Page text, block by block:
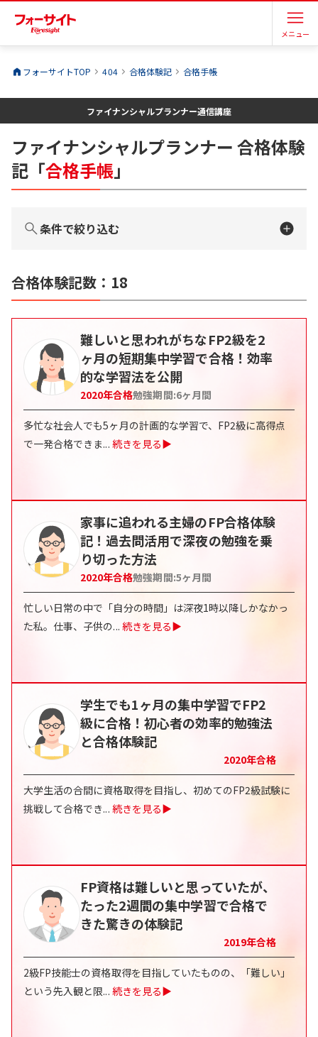
メニュー
フォーサイトTOP 404 合格体験記 合格手帳
ファイナンシャルプランナー通信講座
ファイナンシャルプランナー 合格体験
記 「合格手帳」
条件で絞り込む
合格体験記数： 18
難しいと思われがちなFP2級を2
ヶ月の短期集中学習で合格！効率
的な学習法を公開
2020年合格勉強期間:6ヶ月間
多忙な社会人でも5ヶ月の計画的な学習で、FP2級に高得点
で一発合格できま... 続きを見る▶
家事に追われる主婦のFP合格体験
記！過去問活用で深夜の勉強を乗
り切った方法
2020年合格勉強期間:5ヶ月間
忙しい日常の中で「自分の時間」は深夜1時以降しかなかっ
た私。仕事、子供の... 続きを見る▶
学生でも1ヶ月の集中学習でFP2
級に合格！初心者の効率的勉強法
と合格体験記
2020年合格
大学生活の合間に資格取得を目指し、初めてのFP2級試験に
挑戦して合格でき... 続きを見る▶
FP資格は難しいと思っていたが、
たった2週間の集中学習で合格で
きた驚きの体験記
2019年合格
2級FP技能士の資格取得を目指していたものの、「難しい」
という先入観と限... 続きを見る▶